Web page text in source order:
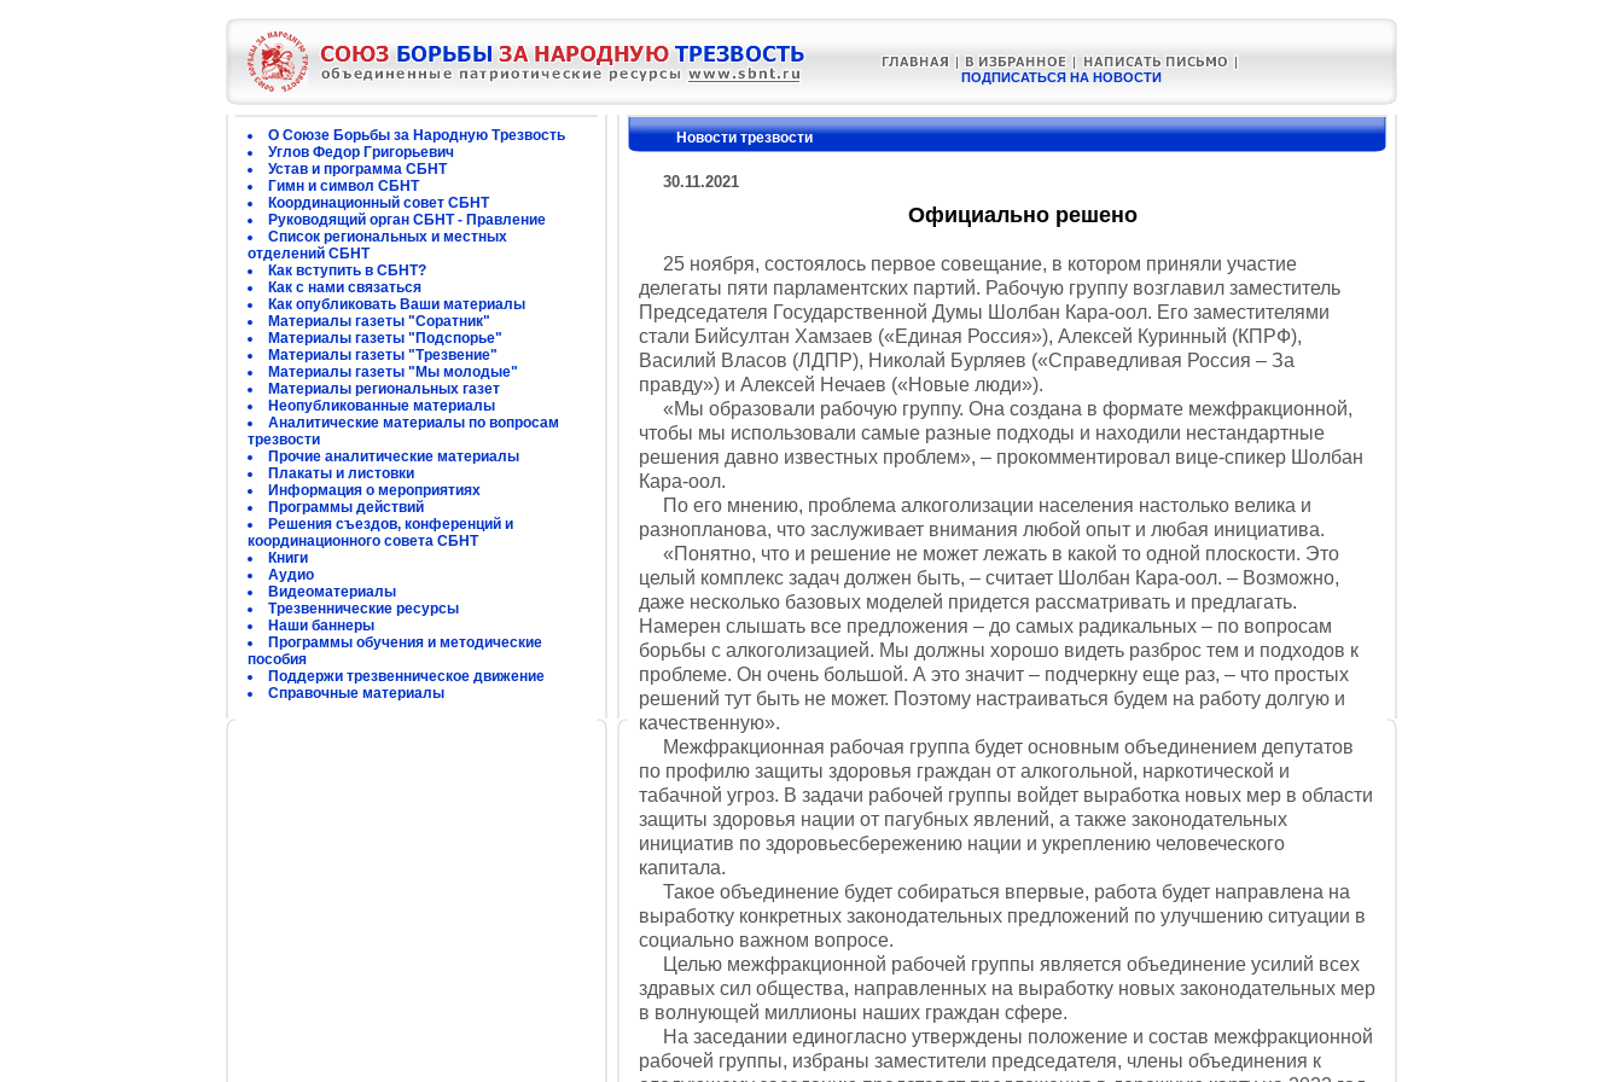
ПОДПИСАТЬСЯ НА НОВОСТИ
О Союзе Борьбы за Народную Трезвость
Углов Федор Григорьевич
Устав и программа СБНТ
Гимн и символ СБНТ
Координационный совет СБНТ
Руководящий орган СБНТ - Правление
Список региональных и местных
отделений СБНТ
Как вступить в СБНТ?
Как с нами связаться
Как опубликовать Ваши материалы
Материалы газеты "Соратник"
Материалы газеты "Подспорье"
Материалы газеты "Трезвение"
Материалы газеты "Мы молодые"
Материалы региональных газет
Неопубликованные материалы
Аналитические материалы по вопросам
трезвости
Прочие аналитические материалы
Плакаты и листовки
Информация о мероприятиях
Программы действий
Решения съездов, конференций и
координационного совета СБНТ
Книги
Аудио
Видеоматериалы
Трезвеннические ресурсы
Наши баннеры
Программы обучения и методические
пособия
Поддержи трезвенническое движение
Справочные материалы
Новости трезвости
30.11.2021
Официально решено
25 ноября, состоялось первое совещание, в котором приняли участие
делегаты пяти парламентских партий. Рабочую группу возглавил заместитель
Председателя Государственной Думы Шолбан Кара-оол. Его заместителями
стали Бийсултан Хамзаев («Единая Россия»), Алексей Куринный (КПРФ),
Василий Власов (ЛДПР), Николай Бурляев («Справедливая Россия – За
правду») и Алексей Нечаев («Новые люди»).
«Мы образовали рабочую группу. Она создана в формате межфракционной,
чтобы мы использовали самые разные подходы и находили нестандартные
решения давно известных проблем», – прокомментировал вице-спикер Шолбан
Кара-оол.
По его мнению, проблема алкоголизации населения настолько велика и
разнопланова, что заслуживает внимания любой опыт и любая инициатива.
«Понятно, что и решение не может лежать в какой то одной плоскости. Это
целый комплекс задач должен быть, – считает Шолбан Кара-оол. – Возможно,
даже несколько базовых моделей придется рассматривать и предлагать.
Намерен слышать все предложения – до самых радикальных – по вопросам
борьбы с алкоголизацией. Мы должны хорошо видеть разброс тем и подходов к
проблеме. Он очень большой. А это значит – подчеркну еще раз, – что простых
решений тут быть не может. Поэтому настраиваться будем на работу долгую и
качественную».
Межфракционная рабочая группа будет основным объединением депутатов
по профилю защиты здоровья граждан от алкогольной, наркотической и
табачной угроз. В задачи рабочей группы войдет выработка новых мер в области
защиты здоровья нации от пагубных явлений, а также законодательных
инициатив по здоровьесбережению нации и укреплению человеческого
капитала.
Такое объединение будет собираться впервые, работа будет направлена на
выработку конкретных законодательных предложений по улучшению ситуации в
социально важном вопросе.
Целью межфракционной рабочей группы является объединение усилий всех
здравых сил общества, направленных на выработку новых законодательных мер
в волнующей миллионы наших граждан сфере.
На заседании единогласно утверждены положение и состав межфракционной
рабочей группы, избраны заместители председателя, члены объединения к